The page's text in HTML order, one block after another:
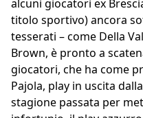
alcuni giocatori ex
titolo sportivo) ancora
tesserati – come Della
Brown, è pronto a
giocatori, che ha come
Pajola, play in uscita
stagione passata per